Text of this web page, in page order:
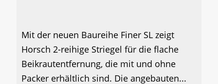
Mit der neuen Baureihe Finer SL zeigt
Horsch 2-reihige Striegel für die flache
Beikrautentfernung, die mit und ohne
Packer erhältlich sind. Die angebauten...